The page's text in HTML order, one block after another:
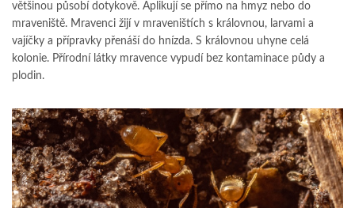
většinou působí dotykově. Aplikují se přímo na hmyz nebo do
mraveniště. Mravenci žijí v mraveništích s královnou, larvami a
vajíčky a přípravky přenáší do hnízda. S královnou uhyne celá
kolonie. Přírodní látky mravence vypudí bez kontaminace půdy a
plodin.